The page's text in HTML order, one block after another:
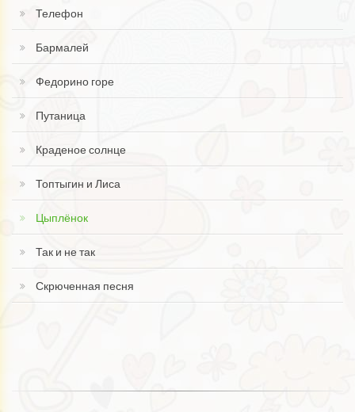
Телефон
Бармалей
Федорино горе
Путаница
Краденое солнце
Топтыгин и Лиса
Цыплёнок
Так и не так
Скрюченная песня